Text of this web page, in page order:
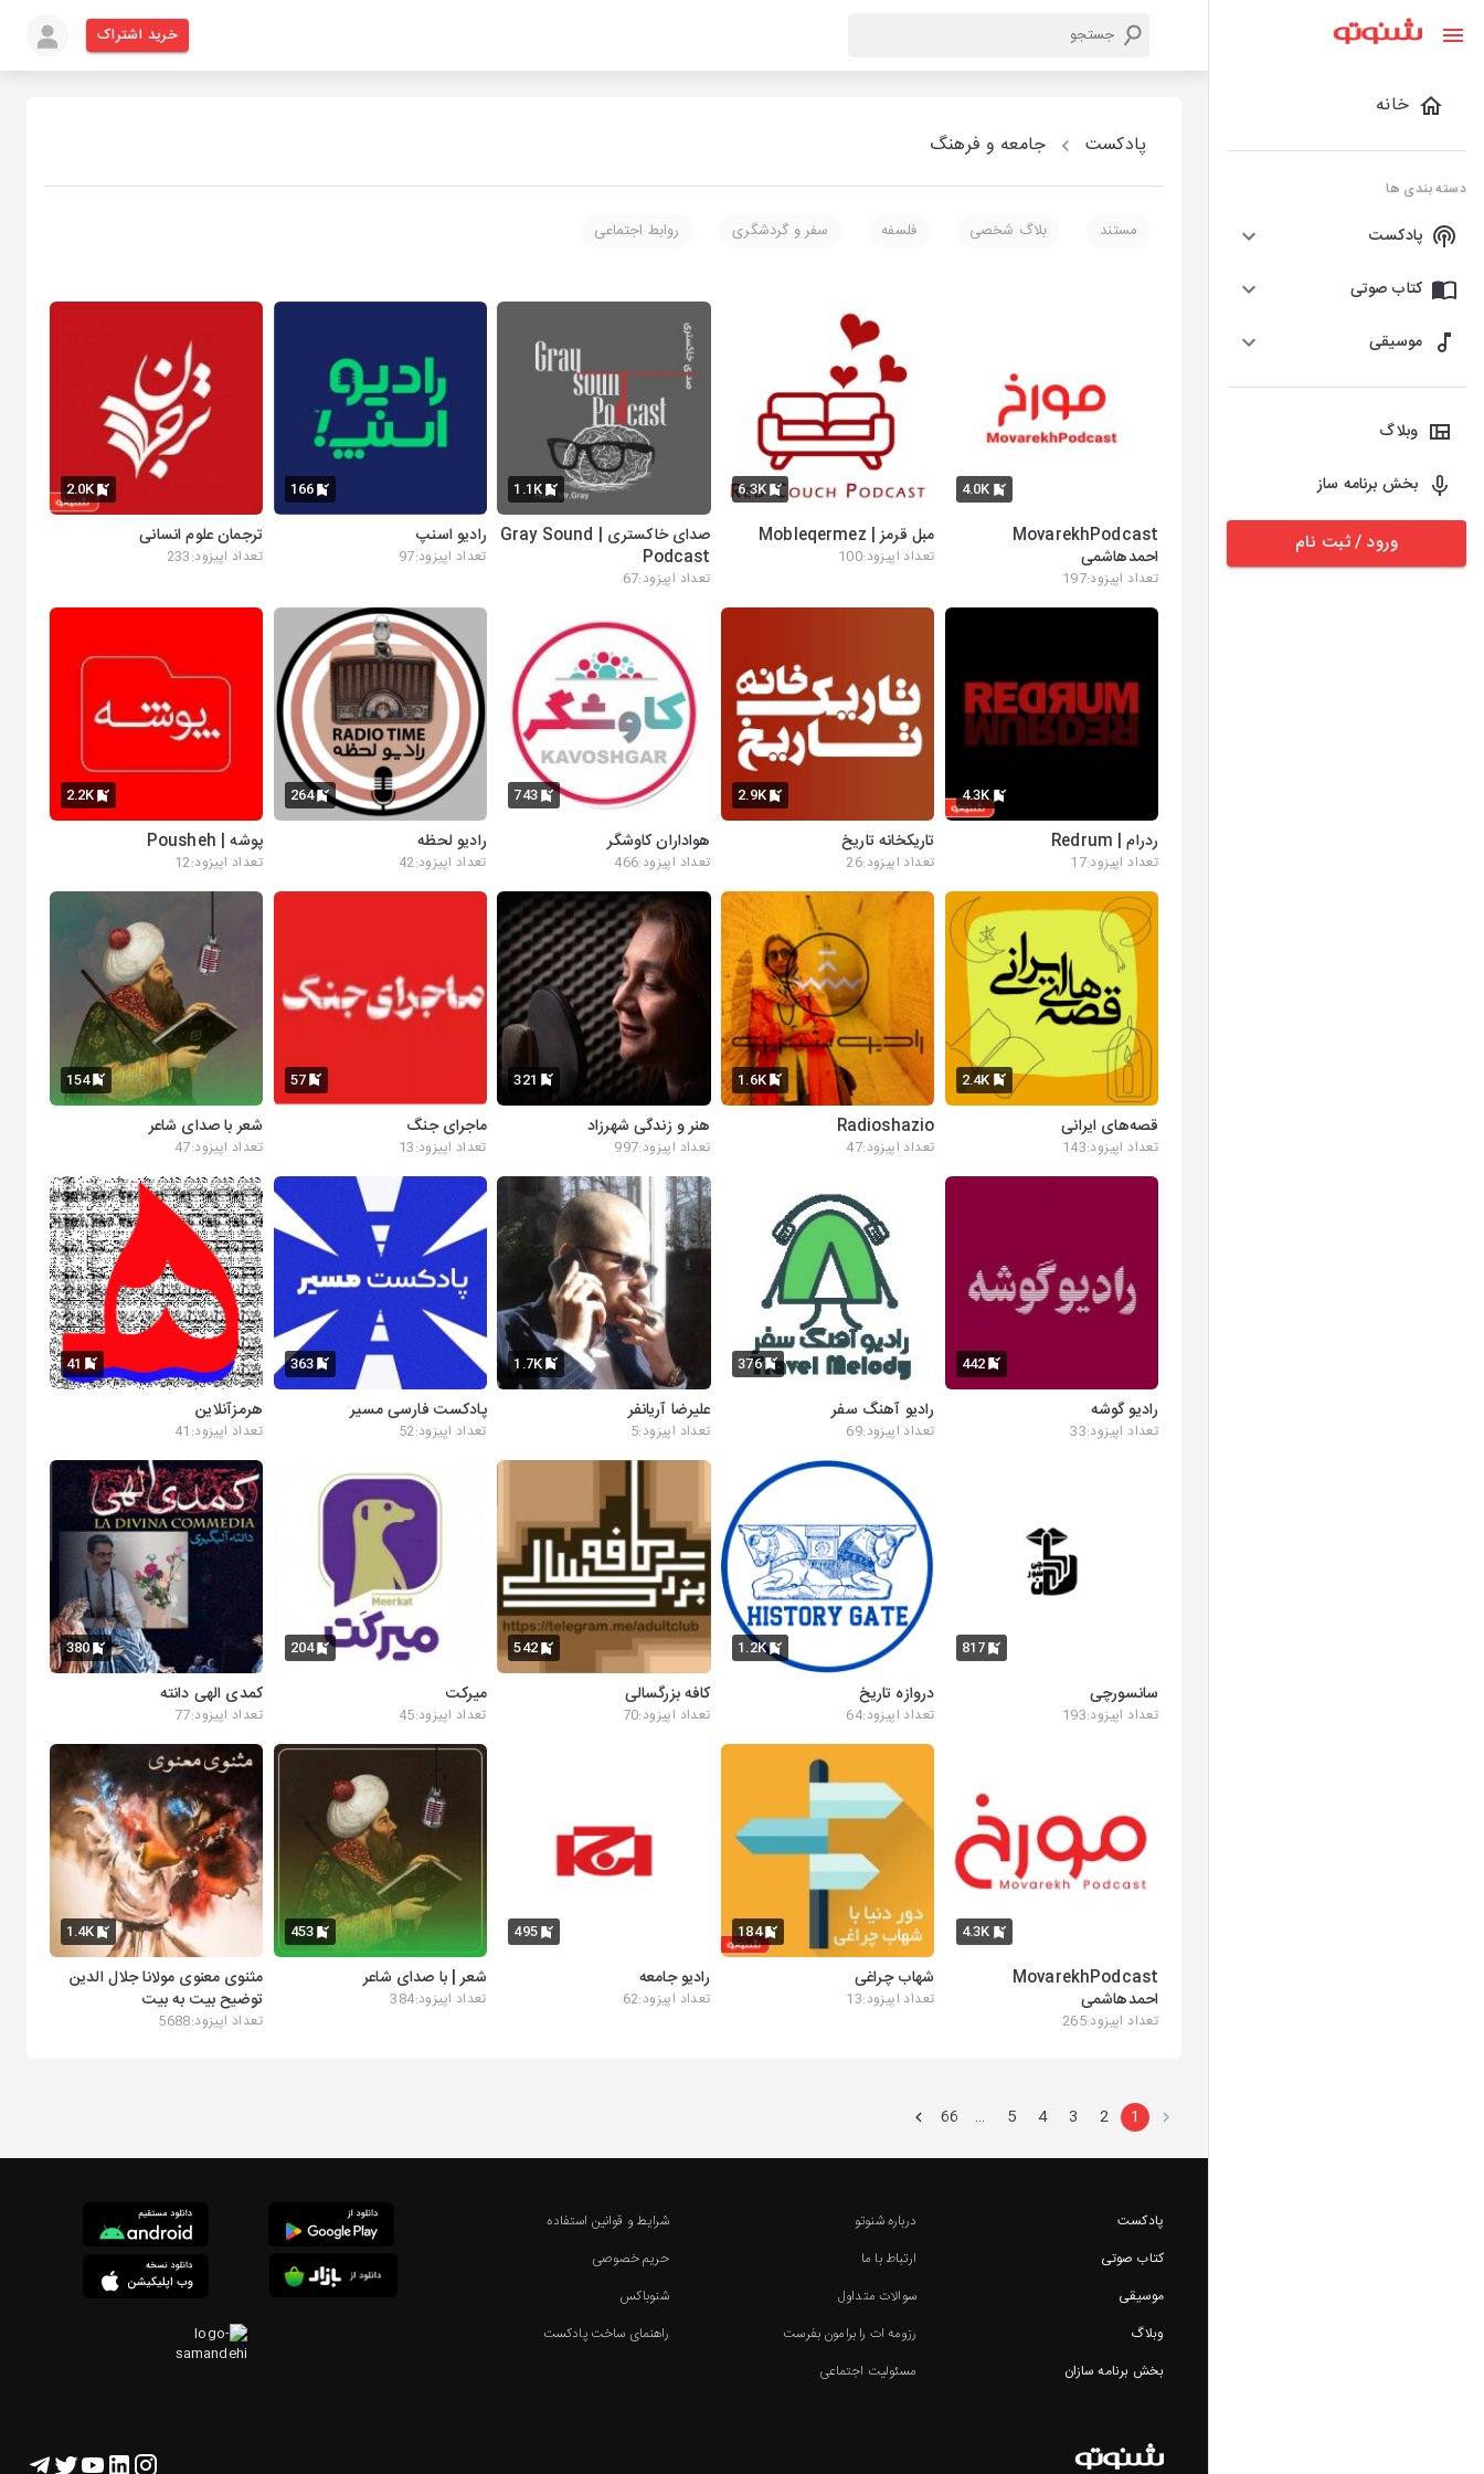
خانه
دسته بندی ها
پادکست
کتاب صوتی
موسیقی
وبلاگ
بخش برنامه ساز
ورود / ثبت نام
خرید اشتراک
پادکست جامعه و فرهنگ
مستند بلاگ شخصی فلسفه سفر و گردشگری روابط اجتماعی
4.0K
MovarekhPodcast
احمدهاشمی
تعداد اپیزود:197
6.3K
مبل قرمز | Mobleqermez
تعداد اپیزود:100
1.1K
صدای خاکستری | Gray Sound
Podcast
تعداد اپیزود:67
166
رادیو اسنپ
تعداد اپیزود:97
2.0K
ترجمان علوم انسانی
تعداد اپیزود:233
4.3K
ردرام | Redrum
تعداد اپیزود:17
2.9K
تاریکخانه تاریخ
تعداد اپیزود:26
743
هواداران کاوشگر
تعداد اپیزود:466
264
رادیو لحظه
تعداد اپیزود:42
2.2K
پوشه | Pousheh
تعداد اپیزود:12
2.4K
قصه‌های ایرانی
تعداد اپیزود:143
1.6K
Radioshazio
تعداد اپیزود:47
321
هنر و زندگی شهرزاد
تعداد اپیزود:997
57
ماجرای جنگ
تعداد اپیزود:13
154
شعر با صدای شاعر
تعداد اپیزود:47
442
رادیو گوشه
تعداد اپیزود:33
376
رادیو آهنگ سفر
تعداد اپیزود:69
1.7K
علیرضا آریانفر
تعداد اپیزود:5
363
پادکست فارسی مسیر
تعداد اپیزود:52
41
هرمزآنلاین
تعداد اپیزود:41
817
سانسورچی
تعداد اپیزود:193
1.2K
دروازه تاریخ
تعداد اپیزود:64
542
کافه بزرگسالی
تعداد اپیزود:70
204
میرکت
تعداد اپیزود:45
380
کمدی الهی دانته
تعداد اپیزود:77
4.3K
MovarekhPodcast
احمدهاشمی
تعداد اپیزود:265
184
شهاب چراغی
تعداد اپیزود:13
495
رادیو جامعه
تعداد اپیزود:62
453
شعر | با صدای شاعر
تعداد اپیزود:384
1.4K
مثنوی معنوی مولانا جلال الدین
توضیح بیت به بیت
تعداد اپیزود:5688
1
2
3
4
5
…
66
پادکست
کتاب صوتی
موسیقی
وبلاگ
بخش برنامه سازان
درباره شنوتو
ارتباط با ما
سوالات متداول
رزومه ات را برامون بفرست
مسئولیت اجتماعی
شرایط و قوانین استفاده
حریم خصوصی
شنوباکس
راهنمای ساخت پادکست